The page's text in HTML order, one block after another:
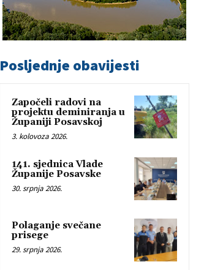
Posljednje obavijesti
Započeli radovi na
projektu deminiranja u
Županiji Posavskoj
3. kolovoza 2026.
141. sjednica Vlade
Županije Posavske
30. srpnja 2026.
Polaganje svečane
prisege
29. srpnja 2026.